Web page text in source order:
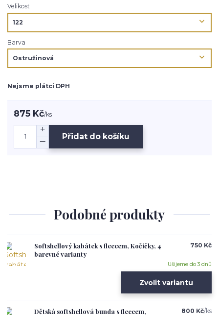
Velikost
Barva
Nejsme plátci DPH
875 Kč/ks
Přidat do košíku
Podobné produkty
Softshellový kabátek s fleecem, Kočičky, 4
barevné varianty
750 Kč
Ušijeme do 3 dnů
Zvolit variantu
Dětská softshellová bunda s fleecem,
800 Kč/ks